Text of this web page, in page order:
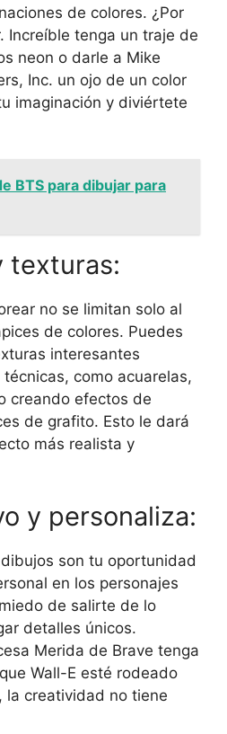
de colores. ¿Por
Increíble tenga un traje de
neon o darle a Mike
Inc. un ojo de un color
imaginación y diviértete
BTS para dibujar para
texturas:
no se limitan solo al
de colores. Puedes
interesantes
como acuarelas,
creando efectos de
de grafito. Esto le dará
más realista y
y personaliza:
son tu oportunidad
en los personajes
de salirte de lo
detalles únicos.
Merida de Brave tenga
Wall-E esté rodeado
la creatividad no tiene